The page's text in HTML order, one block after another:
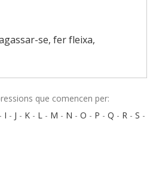
se, fer fleixa,
que comencen per:
- I - J - K - L - M - N - O - P - Q - R - S -